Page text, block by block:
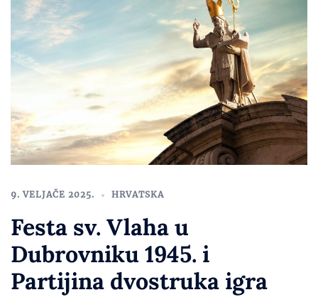
9. VELJAČE 2025. HRVATSKA
Festa sv. Vlaha u
Dubrovniku 1945. i
Partijina dvostruka igra